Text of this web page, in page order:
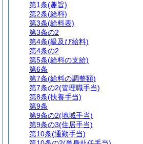
第1条(趣旨)
第2条(給料)
第3条(給料表)
第3条の2
第4条(級及び給料)
第4条の2
第5条(給料の支給)
第6条
第7条(給料の調整額)
第7条の2(管理職手当)
第8条(扶養手当)
第9条
第9条の2(地域手当)
第9条の3(住居手当)
第10条(通勤手当)